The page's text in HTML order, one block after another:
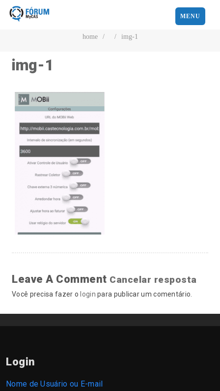
MENU
home / / img-1
img-1
Leave A Comment Cancelar resposta
Você precisa fazer o login para publicar um comentário.
Login
Nome de Usuário ou E-mail